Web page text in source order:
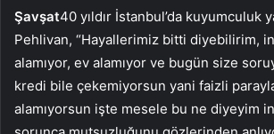
Şavşat40 yıldır İstanbul’da kuyumculuk
Pehlivan, “Hayallerimiz bitti diyebilirim,
alamıyor, ev alamıyor ve bugün size
kredi bile çekemiyorsun yani faizli
alamıyorsun işte mesele bu ne diyeyim